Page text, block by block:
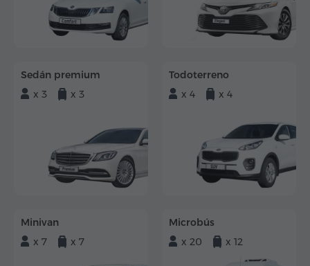
Sedán premium
x 3
x 3
Todoterreno
x 4
x 4
Minivan
x 7
x 7
Microbús
x 20
x 12